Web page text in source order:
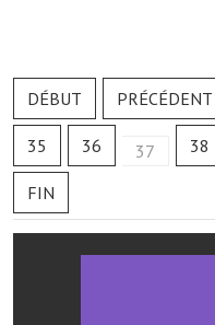
Autres groupements
Les réseaux partenaires
L'association des maires
DÉBUT PRÉCÉDENT
35 36 37 38
FIN